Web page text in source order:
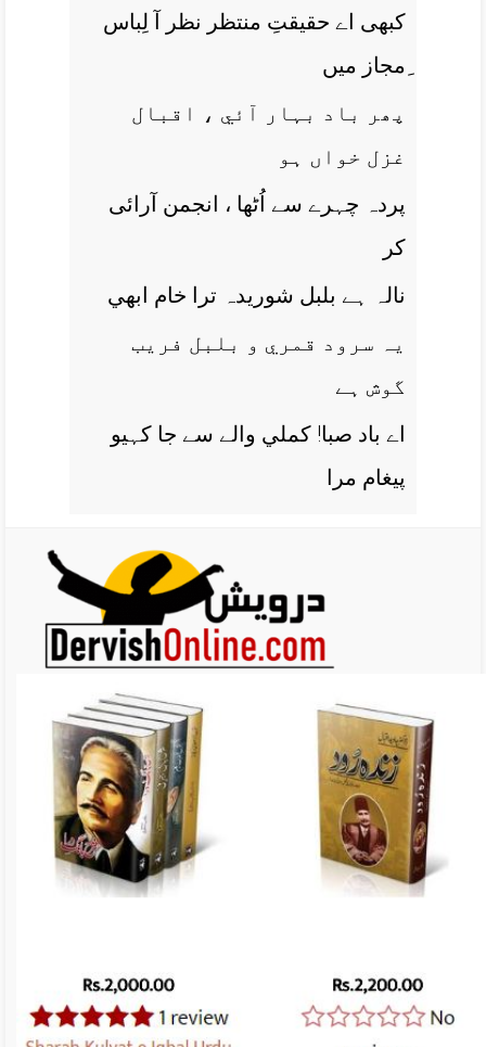
کبھی اے حقيقتِ منتظر نظر آ لِباس
ِمجاز ميں
پھر باد بہار آئي ، اقبال
غزل خواں ہو
پردہ چہرے سے اُٹھا ، انجمن آرائی
کر
نالہ ہے بلبل شوريدہ ترا خام ابھي
يہ سرود قمري و بلبل فريب
گوش ہے
اے باد صبا! کملي والے سے جا کہيو
پيغام مرا